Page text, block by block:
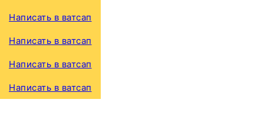
Написать в ватсап
Написать в ватсап
Написать в ватсап
Написать в ватсап